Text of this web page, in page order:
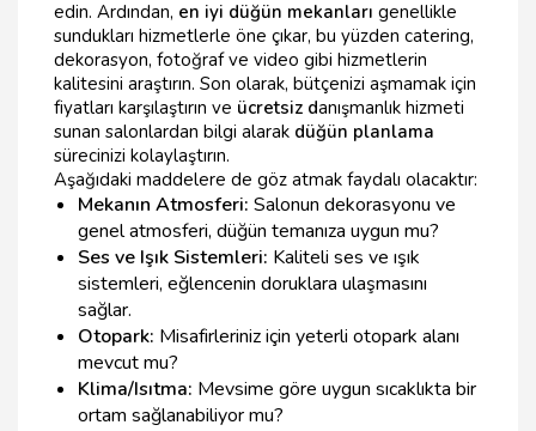
edin. Ardından, en iyi düğün mekanları genellikle
sundukları hizmetlerle öne çıkar, bu yüzden catering,
dekorasyon, fotoğraf ve video gibi hizmetlerin
kalitesini araştırın. Son olarak, bütçenizi aşmamak için
fiyatları karşılaştırın ve ücretsiz danışmanlık hizmeti
sunan salonlardan bilgi alarak düğün planlama
sürecinizi kolaylaştırın.
Aşağıdaki maddelere de göz atmak faydalı olacaktır:
Mekanın Atmosferi: Salonun dekorasyonu ve
genel atmosferi, düğün temanıza uygun mu?
Ses ve Işık Sistemleri: Kaliteli ses ve ışık
sistemleri, eğlencenin doruklara ulaşmasını
sağlar.
Otopark: Misafirleriniz için yeterli otopark alanı
mevcut mu?
Klima/Isıtma: Mevsime göre uygun sıcaklıkta bir
ortam sağlanabiliyor mu?